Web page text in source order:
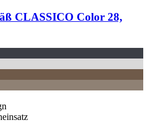
CLASSICO Color 28,